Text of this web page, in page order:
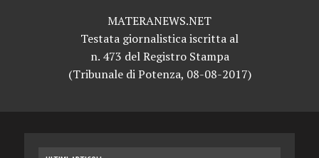
MATERANEWS.NET
Testata giornalistica iscritta al
n. 473 del Registro Stampa
(Tribunale di Potenza, 08-08-2017)